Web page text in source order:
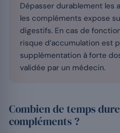
Dépasser durablement les
les compléments expose
digestifs. En cas de
risque d’accumulation est
supplémentation à forte
validée par un médecin.
Combien de temps
compléments ?